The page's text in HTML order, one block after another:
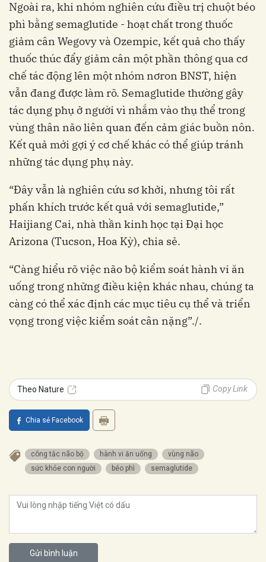
Ngoài ra, khi nhóm nghiên cứu điều trị chuột béo
phì bằng semaglutide - hoạt chất trong thuốc
giảm cân Wegovy và Ozempic, kết quả cho thấy
thuốc thúc đẩy giảm cân một phần thông qua cơ
chế tác động lên một nhóm nơron BNST, hiện
vẫn đang được làm rõ. Semaglutide thường gây
tác dụng phụ ở người vì nhắm vào thụ thể trong
vùng thân não liên quan đến cảm giác buồn nôn.
Kết quả mới gợi ý cơ chế khác có thể giúp tránh
những tác dụng phụ này.
“Đây vẫn là nghiên cứu sơ khởi, nhưng tôi rất
phấn khích trước kết quả với semaglutide,”
Haijiang Cai, nhà thần kinh học tại Đại học
Arizona (Tucson, Hoa Kỳ), chia sẻ.
“Càng hiểu rõ việc não bộ kiểm soát hành vi ăn
uống trong những điều kiện khác nhau, chúng ta
càng có thể xác định các mục tiêu cụ thể và triển
vọng trong việc kiểm soát cân nặng”./.
Theo Nature Copy Link
Chia sẻ Facebook
công tắc não bộ hành vi ăn uống
vùng não
sức khỏe con người
béo phì semaglutide
Gửi bình luận